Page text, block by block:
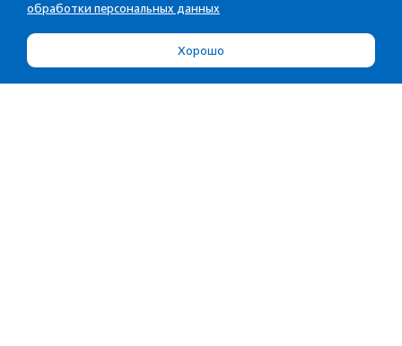
обработки персональных данных
Хорошо